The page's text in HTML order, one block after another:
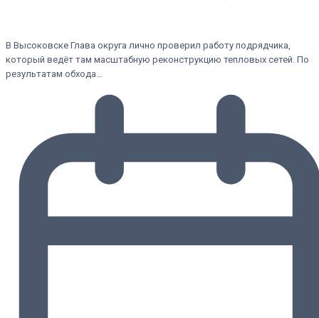
В Высоковске Глава округа лично проверил работу подрядчика,
который ведёт там масштабную реконструкцию тепловых сетей. По
результатам обхода…